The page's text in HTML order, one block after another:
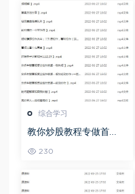
综合学习
教你炒股教程专做首
230